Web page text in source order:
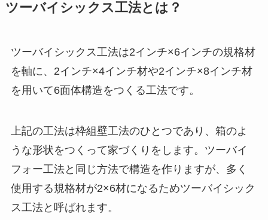
ツーバイシックス工法とは？
ツーバイシックス工法は2インチ×6インチの規格材
を軸に、2インチ×4インチ材や2インチ×8インチ材
を用いて6面体構造をつくる工法です。
上記の工法は枠組壁工法のひとつであり、箱のよ
うな形状をつくって家づくりをします。ツーバイ
フォー工法と同じ方法で構造を作りますが、多く
使用する規格材が2×6材になるためツーバイシック
ス工法と呼ばれます。